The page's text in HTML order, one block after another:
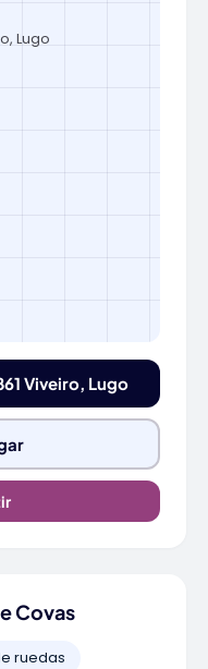
Lugo
Viveiro, Lugo
Covas
ruedas